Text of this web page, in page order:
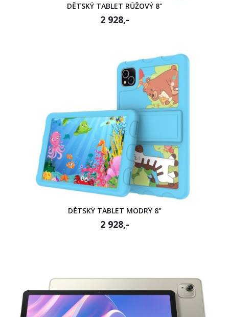
DĚTSKÝ TABLET RŮŽOVÝ 8"
2 928,-
DĚTSKÝ TABLET MODRÝ 8"
2 928,-